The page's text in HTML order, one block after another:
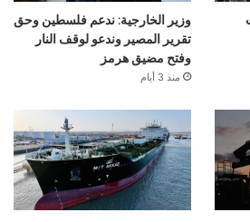
وزير الخارجية: ندعم فلسطين وحق
تقرير المصير وندعو لوقف النار
وفتح مضيق هرمز
منذ 3 أيام